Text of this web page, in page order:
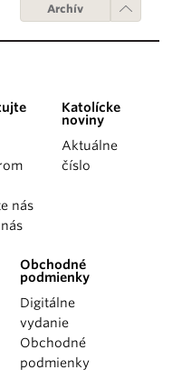
Archív
nás
Katolícke
noviny
Aktuálne
číslo
Obchodné
podmienky
Digitálne
vydanie
Obchodné
podmienky